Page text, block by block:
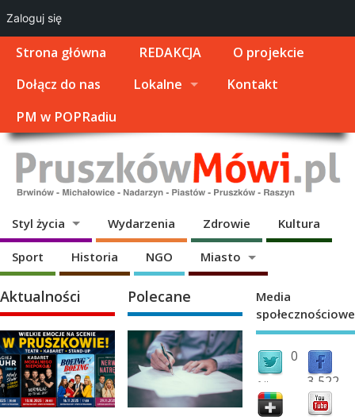
Strona główna REDAKCJA
O projekcie
Dołącz do nas
Lokalne
Kontakt
PM w POPRadiu
Styl życia Wydarzenia Zdrowie Kultura
Sport Historia NGO Miasto
Aktualności Polecane
Media
społecznościowe
0
followers 3,522
fans
Zaloguj się